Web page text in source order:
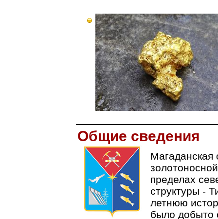
Общие сведения
Магаданская
пределах
структуры -
летнюю
было добыто